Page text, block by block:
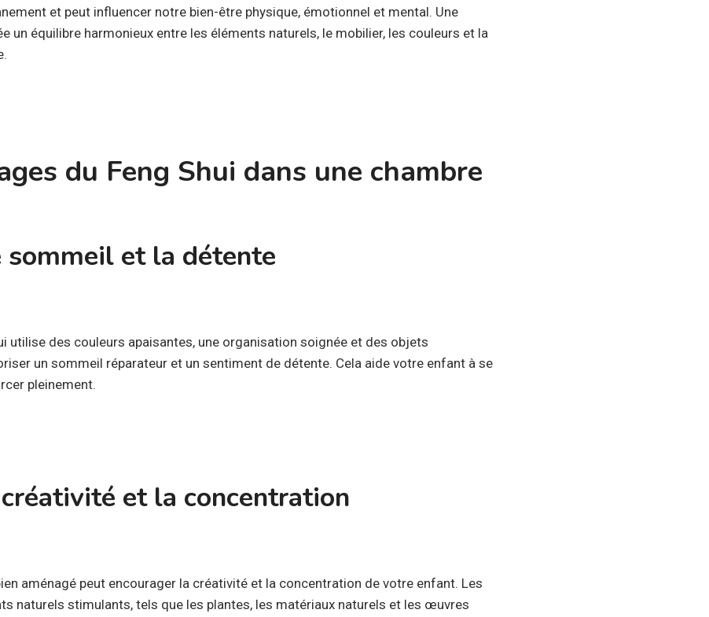
et peut influencer notre bien-être physique, émotionnel et mental. Une
un équilibre harmonieux entre les éléments naturels, le mobilier, les couleurs et la
du Feng Shui dans une chambre
sommeil et la détente
utilise des couleurs apaisantes, une organisation soignée et des objets
un sommeil réparateur et un sentiment de détente. Cela aide votre enfant à se
pleinement.
et la concentration
aménagé peut encourager la créativité et la concentration de votre enfant. Les
naturels stimulants, tels que les plantes, les matériaux naturels et les œuvres